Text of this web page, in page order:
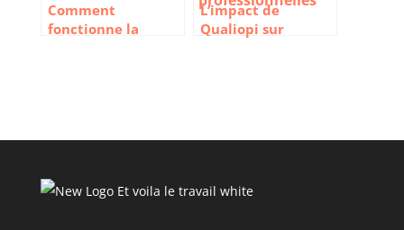
Comment
fonctionne la
L’impact de
Qualiopi sur